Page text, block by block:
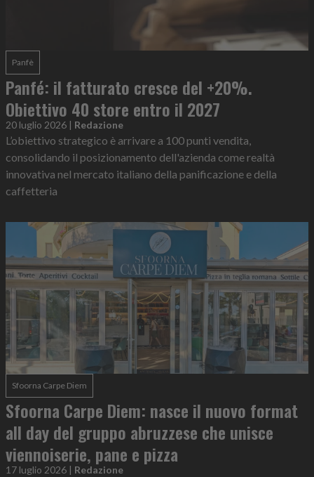
Panfè
Panfé: il fatturato cresce del +20%.
Obiettivo 40 store entro il 2027
20 luglio 2026 | Redazione
L’obiettivo strategico è arrivare a 100 punti vendita,
consolidando il posizionamento dell'azienda come realtà
innovativa nel mercato italiano della panificazione e della
caffetteria
Sfoorna Carpe Diem
Sfoorna Carpe Diem: nasce il nuovo format
all day del gruppo abruzzese che unisce
viennoiserie, pane e pizza
17 luglio 2026 | Redazione